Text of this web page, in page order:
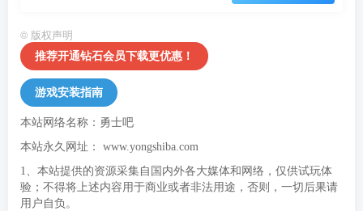
© 版权声明
推荐开通钻石会员下载更优惠！
游戏安装指南
本站网络名称：勇士吧
本站永久网址： www.yongshiba.com
1、本站提供的资源采集自国内外各大媒体和网络，仅供试玩体
验；不得将上述内容用于商业或者非法用途，否则，一切后果请
用户自负。